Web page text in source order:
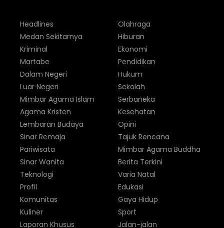
Headlines
Medan Sekitarnya
Kriminal
Martabe
Dalam Negeri
Luar Negeri
Olahraga
Hiburan
Ekonomi
Pendidikan
Hukum
Sekolah
Mimbar Agama Islam
Agama Kristen
Lembaran Budaya
Sinar Remaja
Pariwisata
Sinar Wanita
Serbaneka
Kesehatan
Opini
Tajuk Rencana
Mimbar Agama Buddha
Berita Terkini
Teknologi
Profil
Komunitas
Kuliner
Laporan Khusus
Varia Natal
Edukasi
Gaya Hidup
Sport
Jalan-jalan